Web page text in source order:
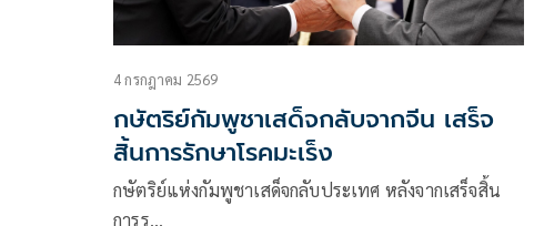
4 กรกฎาคม 2569
กษัตริย์กัมพูชาเสด็จกลับจากจีน เสร็จ
สิ้นการรักษาโรคมะเร็ง
กษัตริย์แห่งกัมพูชาเสด็จกลับประเทศ หลังจากเสร็จสิ้น
การร…